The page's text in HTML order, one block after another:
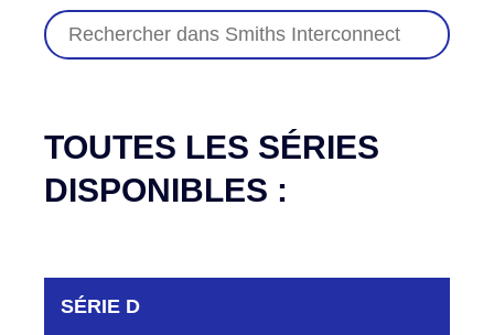
TOUTES LES SÉRIES
DISPONIBLES :
SÉRIE D